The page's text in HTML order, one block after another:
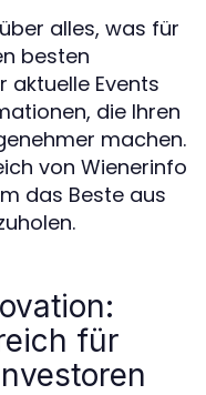
alles, was für
besten
aktuelle Events
die Ihren
machen.
von Wienerinfo
das Beste aus
für